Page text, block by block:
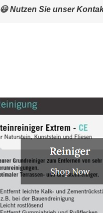
😃 Nutzen Sie unser